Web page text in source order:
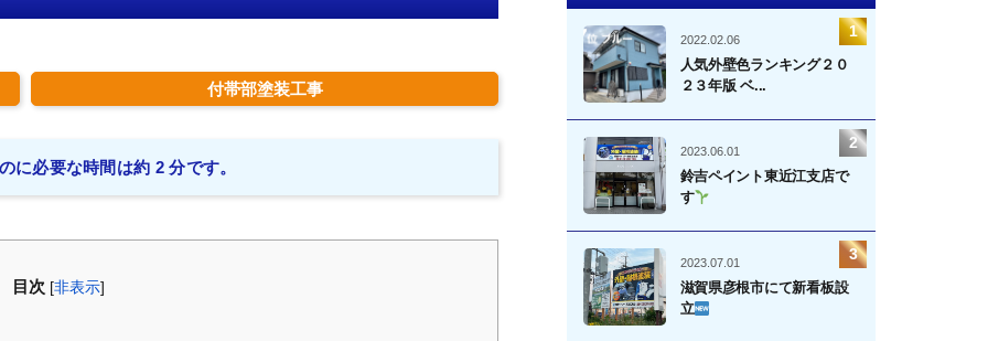
付帯部塗装工事
に必要な時間は約 2 分です。
目次 [非表示]
2022.02.06
人気外壁色ランキング２０
２３年版 ベ...
2023.06.01
鈴吉ペイント東近江支店で
す
2023.07.01
滋賀県彦根市にて新看板設
立